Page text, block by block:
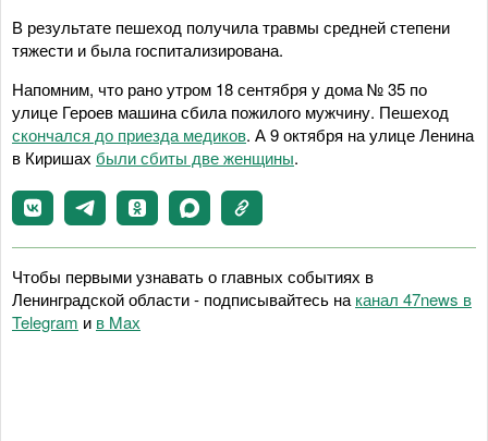
В результате пешеход получила травмы средней степени
тяжести и была госпитализирована.
Напомним, что рано утром 18 сентября у дома № 35 по
улице Героев машина сбила пожилого мужчину. Пешеход
скончался до приезда медиков. А 9 октября на улице Ленина
в Киришах были сбиты две женщины.
Чтобы первыми узнавать о главных событиях в
Ленинградской области - подписывайтесь на канал 47news в
Telegram и в Maх